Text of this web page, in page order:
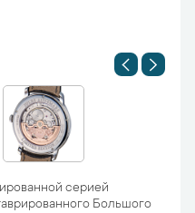
серией
Большого